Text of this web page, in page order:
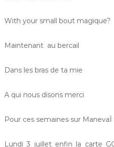
With your small bout magique?
Maintenant au bercail
Dans les bras de ta mie
A qui nous disons merci
Pour ces semaines sur ManevaÏ
Lundi 3 juillet enfin la carte